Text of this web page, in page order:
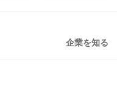
企業を知る